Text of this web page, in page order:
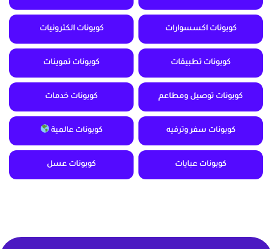
كوبونات اكسسوارات كوبونات الكترونيات
كوبونات تطبيقات كوبونات تموينات
كوبونات توصيل ومطاعم كوبونات خدمات
كوبونات سفر وترفيه كوبونات عالمية
كوبونات عبايات كوبونات عسل